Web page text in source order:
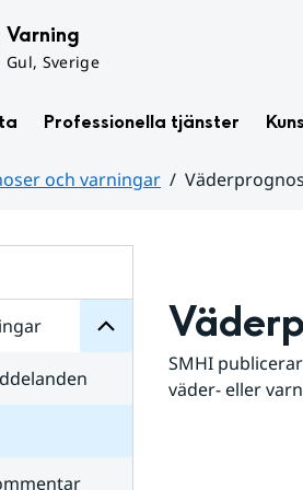
Varning
Gul, Sverige
Professionella tjänster
och varningar
Väderprognos
för
varningar
SMHI
väder- eller